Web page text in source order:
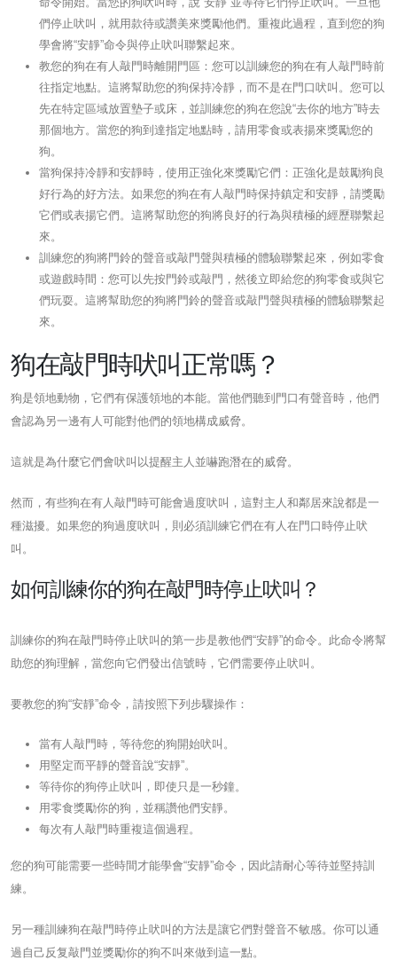
們停止吠叫，就用款待或讚美來獎勵他們。重複此過程，直到您的狗
學會將“安靜”命令與停止吠叫聯繫起來。
教您的狗在有人敲門時離開門區：您可以訓練您的狗在有人敲門時前
往指定地點。這將幫助您的狗保持冷靜，而不是在門口吠叫。您可以
先在特定區域放置墊子或床，並訓練您的狗在您說“去你的地方”時去
那個地方。當您的狗到達指定地點時，請用零食或表揚來獎勵您的
狗。
當狗保持冷靜和安靜時，使用正強化來獎勵它們：正強化是鼓勵狗良
好行為的好方法。如果您的狗在有人敲門時保持鎮定和安靜，請獎勵
它們或表揚它們。這將幫助您的狗將良好的行為與積極的經歷聯繫起
來。
訓練您的狗將門鈴的聲音或敲門聲與積極的體驗聯繫起來，例如零食
或遊戲時間：您可以先按門鈴或敲門，然後立即給您的狗零食或與它
們玩耍。這將幫助您的狗將門鈴的聲音或敲門聲與積極的體驗聯繫起
來。
狗在敲門時吠叫正常嗎？
狗是領地動物，它們有保護領地的本能。當他們聽到門口有聲音時，他們
會認為另一邊有人可能對他們的領地構成威脅。
這就是為什麼它們會吠叫以提醒主人並嚇跑潛在的威脅。
然而，有些狗在有人敲門時可能會過度吠叫，這對主人和鄰居來說都是一
種滋擾。如果您的狗過度吠叫，則必須訓練它們在有人在門口時停止吠
叫。
如何訓練你的狗在敲門時停止吠叫？
訓練你的狗在敲門時停止吠叫的第一步是教他們“安靜”的命令。此命令將幫
助您的狗理解，當您向它們發出信號時，它們需要停止吠叫。
要教您的狗“安靜”命令，請按照下列步驟操作：
當有人敲門時，等待您的狗開始吠叫。
用堅定而平靜的聲音說“安靜”。
等待你的狗停止吠叫，即使只是一秒鐘。
用零食獎勵你的狗，並稱讚他們安靜。
每次有人敲門時重複這個過程。
您的狗可能需要一些時間才能學會“安靜”命令，因此請耐心等待並堅持訓
練。
另一種訓練狗在敲門時停止吠叫的方法是讓它們對聲音不敏感。你可以通
過自己反复敲門並獎勵你的狗不叫來做到這一點。